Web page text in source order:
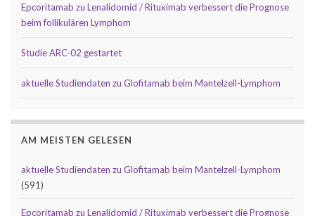
Epcoritamab zu Lenalidomid / Rituximab verbessert die Prognose
beim follikulären Lymphom
Studie ARC-02 gestartet
aktuelle Studiendaten zu Glofitamab beim Mantelzell-Lymphom
AM MEISTEN GELESEN
aktuelle Studiendaten zu Glofitamab beim Mantelzell-Lymphom
(591)
Epcoritamab zu Lenalidomid / Rituximab verbessert die Prognose